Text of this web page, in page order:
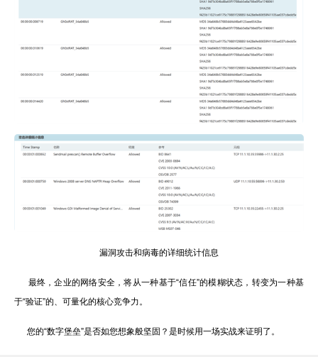
漏洞攻击和病毒的详细统计信息
最终，企业的网络安全，将从一种基于“信任”的模糊状态，转变为一种基
于“验证”的、可量化的核心竞争力。
您的“数字堡垒”是否如您想象般坚固？是时候用一场实战来证明了。